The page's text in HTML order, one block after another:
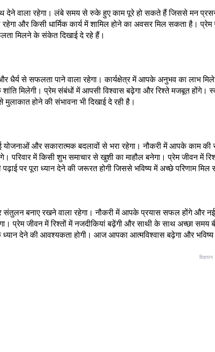
देने वाला रहेगा। लंबे समय से रुके हुए काम पूरे हो सकते हैं जिससे मन
और किसी धार्मिक कार्य में शामिल होने का अवसर मिल सकता है।
मिलने के संकेत दिखाई दे रहे हैं।
से सफलता पाने वाला रहेगा। कार्यक्षेत्र में आपके अनुभव का लाभ
मिलेगी। प्रेम संबंधों में आपसी विश्वास बढ़ेगा और रिश्ते मजबूत
होने की संभावना भी दिखाई दे रही है।
और सकारात्मक बदलावों से भरा रहेगा। नौकरी में आपके काम की
में किसी शुभ समाचार से खुशी का माहौल बनेगा। प्रेम जीवन में
पर पूरा ध्यान देने की जरूरत होगी जिससे भविष्य में अच्छे परिणाम
संतुलन बनाए रखने वाला रहेगा। नौकरी में आपके प्रयास सफल होंगे और
प्रेम जीवन में रिश्तों में नजदीकियां बढ़ेंगी और साथी के साथ अच्छा समय
देने की आवश्यकता होगी। आज आपका आत्मविश्वास बढ़ेगा और
विज्ञापन